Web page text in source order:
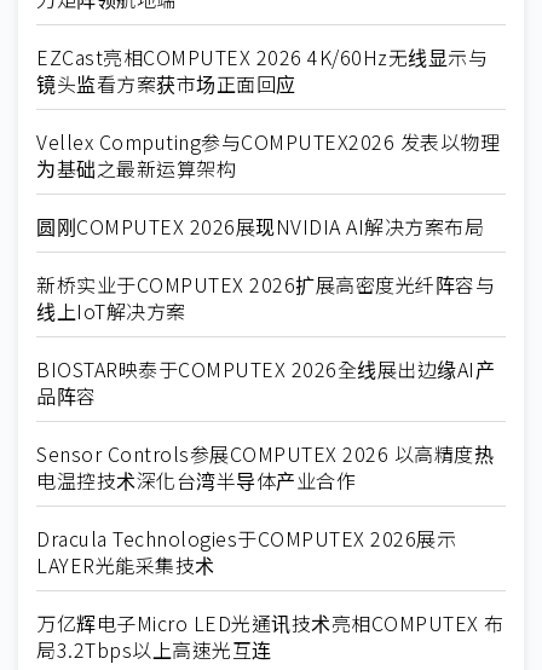
EZCast亮相COMPUTEX 2026 4K/60Hz无线显示与
镜头监看方案获市场正面回应
Vellex Computing参与COMPUTEX2026 发表以物理
为基础之最新运算架构
圆刚COMPUTEX 2026展现NVIDIA AI解决方案布局
新桥实业于COMPUTEX 2026扩展高密度光纤阵容与
线上IoT解决方案
BIOSTAR映泰于COMPUTEX 2026全线展出边缘AI产
品阵容
Sensor Controls参展COMPUTEX 2026 以高精度热
电温控技术深化台湾半导体产业合作
Dracula Technologies于COMPUTEX 2026展示
LAYER光能采集技术
万亿辉电子Micro LED光通讯技术亮相COMPUTEX 布
局3.2Tbps以上高速光互连